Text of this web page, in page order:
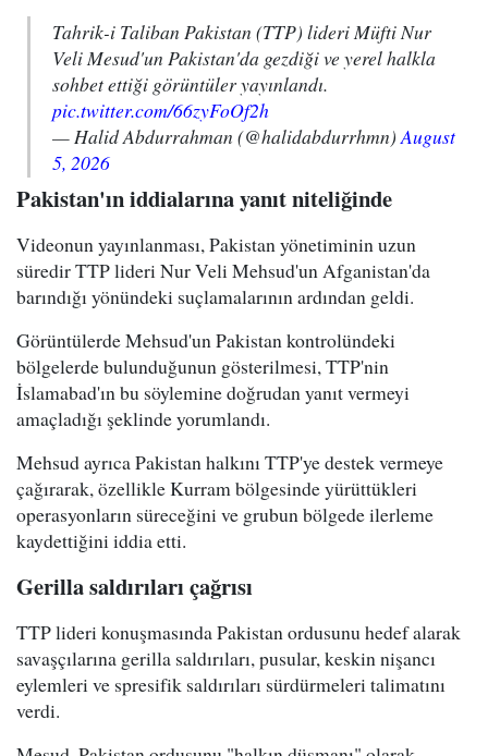
Tahrik-i Taliban Pakistan (TTP) lideri Müfti Nur
Veli Mesud'un Pakistan'da gezdiği ve yerel halkla
sohbet ettiği görüntüler yayınlandı.
pic.twitter.com/66zyFoOf2h
— Halid Abdurrahman (@halidabdurrhmn) August
5, 2026
Pakistan'ın iddialarına yanıt niteliğinde
Videonun yayınlanması, Pakistan yönetiminin uzun
süredir TTP lideri Nur Veli Mehsud'un Afganistan'da
barındığı yönündeki suçlamalarının ardından geldi.
Görüntülerde Mehsud'un Pakistan kontrolündeki
bölgelerde bulunduğunun gösterilmesi, TTP'nin
İslamabad'ın bu söylemine doğrudan yanıt vermeyi
amaçladığı şeklinde yorumlandı.
Mehsud ayrıca Pakistan halkını TTP'ye destek vermeye
çağırarak, özellikle Kurram bölgesinde yürüttükleri
operasyonların süreceğini ve grubun bölgede ilerleme
kaydettiğini iddia etti.
Gerilla saldırıları çağrısı
TTP lideri konuşmasında Pakistan ordusunu hedef alarak
savaşçılarına gerilla saldırıları, pusular, keskin nişancı
eylemleri ve spresifik saldırıları sürdürmeleri talimatını
verdi.